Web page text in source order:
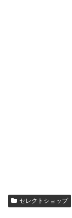
セレクトショップ